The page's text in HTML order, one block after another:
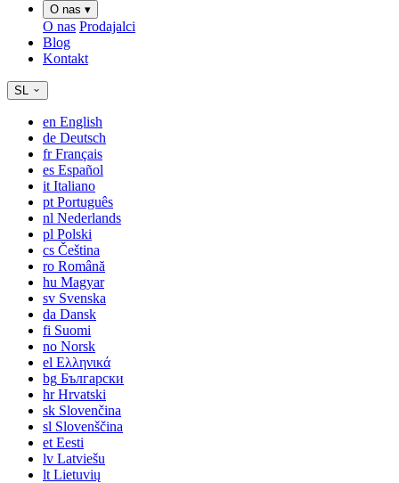
O nas ▾
O nas Prodajalci
Blog
Kontakt
SL
en English
de Deutsch
frFrançais
es Español
it Italiano
pt Português
nl Nederlands
pl Polski
cs Čeština
ro Română
hu Magyar
sv Svenska
da Dansk
fi Suomi
no Norsk
el Ελληνικά
bg Български
hrHrvatski
sk Slovenčina
sl Slovenščina
et Eesti
lv Latviešu
lt Lietuvių